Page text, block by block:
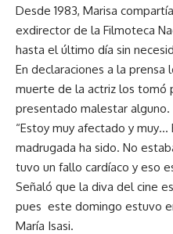
Desde 1983, Marisa
exdirector de la Filmoteca
hasta el último día sin
En declaraciones a la prensa
muerte de la actriz los tomó
presentado malestar alguno.
“Estoy muy afectado y
madrugada ha sido. No
tuvo un fallo cardíaco y eso
Señaló que la diva del cine
pues este domingo estuvo
María Isasi.